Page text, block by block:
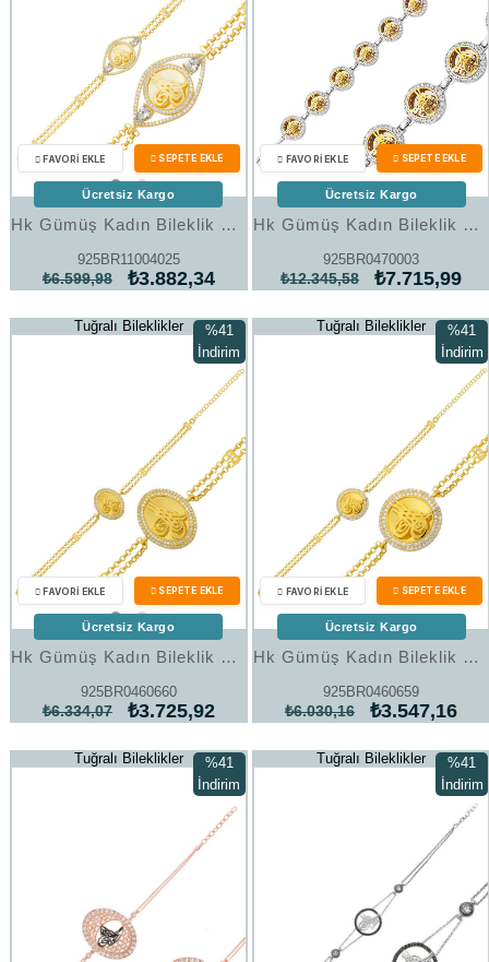
Hk Gümüş Kadın Bileklik Gold Kaplama Tuğralı |Gümüş Takı Hediyelik Ürünler
925BR11004025
₺3.882,34
₺6.599,98
Ücretsiz Kargo
Hk Gümüş Kadın Bileklik Yuvarlak Tuğra |Gümüş Takı Hediyelik Ürünler
925BR0470003
₺7.715,99
₺12.345,58
Ücretsiz Kargo
Tuğralı Bileklikler
Hk Gümüş Kadın Bileklik Gold Tuğralı |Gümüş Takı Hediyelik Ürünler
925BR0460660
₺3.725,92
₺6.334,07
%41
İndirim
%41İndirim
Ücretsiz Kargo
Tuğralı Bileklikler
Hk Gümüş Kadın Bileklik Gold Tuğralı |Gümüş Takı Hediyelik Ürünler
925BR0460659
₺3.547,16
₺6.030,16
%41
İndirim
Ücretsiz Kargo
Tuğralı Bileklikler
%41
İndirim
%41İndirim
Tuğralı Bileklikler
%41
İndirim